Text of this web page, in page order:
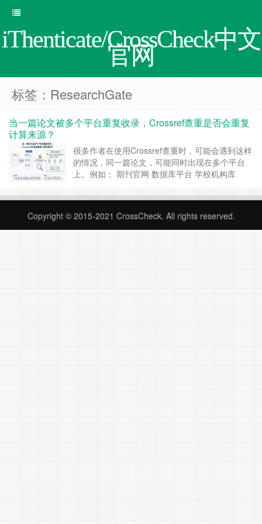
iThenticate/CrossCheck中文
官网
标签：ResearchGate
当一篇论文被多个平台重复收录，Crossref查重是否会重复
计算来源？
很多作者在使用Crossref查重时，可能会遇到这样
的情况，同一篇论文，可能同时出现在多个平台
上。例如： 期刊官网 数据库平台 学校机构库
候，很多作者会担心一个问题，如果同一篇文章被
源全部重复计算，从…… 继续阅读 »
Copyright © 2015-2021 CrossCheck. All rights reserved.